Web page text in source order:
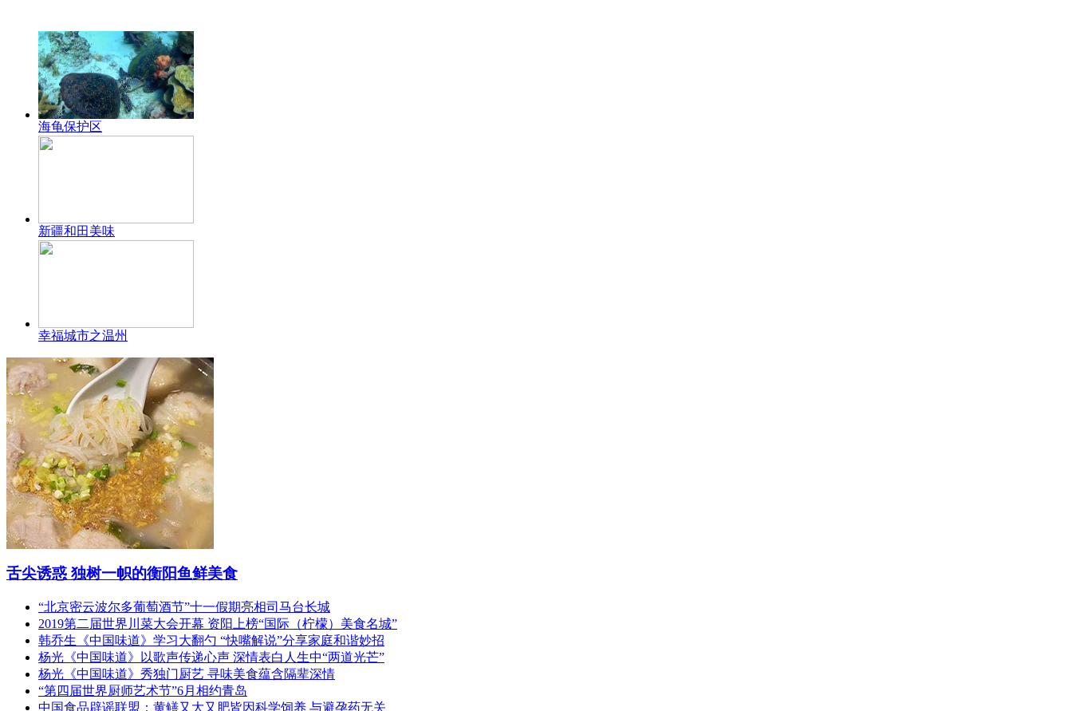
海龟保护区
新疆和田美味
幸福城市之温州
舌尖诱惑 独树一帜的衡阳鱼鲜美食
“北京密云波尔多葡萄酒节”十一假期亮相司马台长城
2019第二届世界川菜大会开幕 资阳上榜“国际（柠檬）美食名城”
韩乔生《中国味道》学习大翻勺 “快嘴解说”分享家庭和谐妙招
杨光《中国味道》以歌声传递心声 深情表白人生中“两道光芒”
杨光《中国味道》秀独门厨艺 寻味美食蕴含隔辈深情
“第四届世界厨师艺术节”6月相约青岛
中国食品辟谣联盟：黄鳝又大又肥皆因科学饲养 与避孕药无关